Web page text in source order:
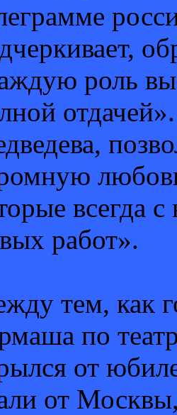
роль вы
всегда
работ».
тем, как
по
от
от